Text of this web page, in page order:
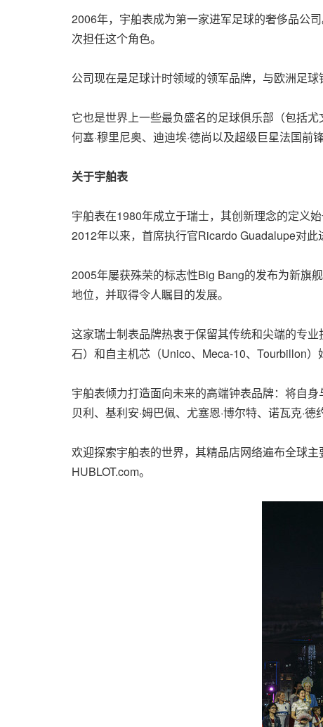
2006年，宇舶表成为第一家进军足球的奢侈品公
次担任这个角色。
公司现在是足球计时领域的领军品牌，与欧洲足
它也是世界上一些最负盛名的足球俱乐部（包括
何塞·穆里尼奥、迪迪埃·德尚以及超级巨星法国前锋
关于宇舶表
宇舶表在1980年成立于瑞士，其创新理念的定义
2012年以来，首席执行官Ricardo Guadalupe对此
2005年屡获殊荣的标志性Big Bang的发布为新旗
地位，并取得令人瞩目的发展。
这家瑞士制表品牌热衷于保留其传统和尖端的专
石）和自主机芯（Unico、Meca-10、Tourbillon）
宇舶表倾力打造面向未来的高端钟表品牌：将自
贝利、基利安·姆巴佩、尤塞恩·博尔特、诺瓦克·德
欢迎探索宇舶表的世界，其精品店网络遍布全球
HUBLOT.com。